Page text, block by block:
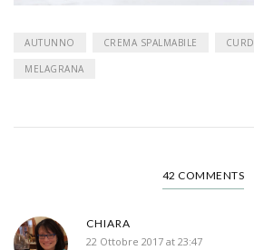
AUTUNNO CREMA SPALMABILE CURD
MELAGRANA
42 COMMENTS
CHIARA
22 Ottobre 2017 at 23:47